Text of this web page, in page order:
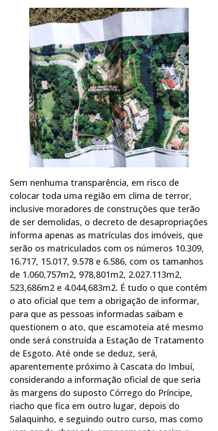
Sem nenhuma transparência, em risco de
colocar toda uma região em clima de terror,
inclusive moradores de construções que terão
de ser demolidas, o decreto de desapropriações
informa apenas as matrículas dos imóveis, que
serão os matriculados com os números 10.309,
16.717, 15.017, 9.578 e 6.586, com os tamanhos
de 1.060,757m2, 978,801m2, 2.027.113m2,
523,686m2 e 4.044,683m2. É tudo o que contém
o ato oficial que tem a obrigação de informar,
para que as pessoas informadas saibam e
questionem o ato, que escamoteia até mesmo
onde será construída a Estação de Tratamento
de Esgoto. Até onde se deduz, será,
aparentemente próximo à Cascata do Imbuí,
considerando a informação oficial de que seria
às margens do suposto Córrego do Príncipe,
riacho que fica em outro lugar, depois do
Salaquinho, e seguindo outro curso, mas como